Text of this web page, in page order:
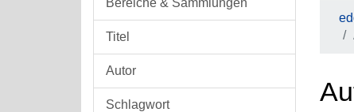
Bereiche & Sammlungen
Titel
Autor
Schlagwort